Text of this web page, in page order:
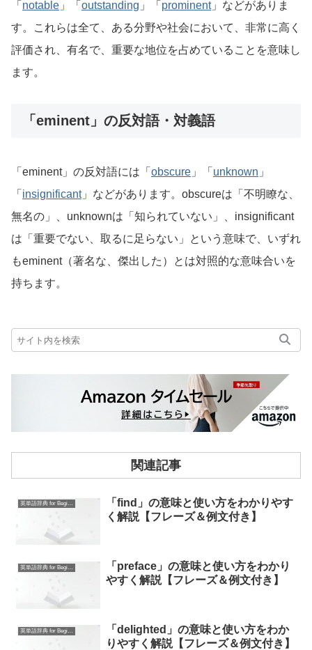
「 notable 」「 outstanding 」「 prominent」などがありま
す。これらは全て、ある分野や社会において、非常に高く
評価され、有名で、重要な地位を占めていることを意味し
ます。
「eminent」の反対語・対義語
「eminent」の反対語には「 obscure 」「 unknown 」
「 insignificant」などがあります。obscureは「不明瞭な、
無名の」、unknownは「知られていない」、insignificant
は「重要でない、取るに足らない」という意味で、いずれ
もeminent（著名な、傑出した）とは対照的な意味合いを
持ちます。
関連記事
英単語辞典 for Beginners
「find」の意味と使い方をわかりやす
く解説【フレーズ＆例文付き】
英単語辞典 for Beginners
「preface」の意味と使い方をわかり
やすく解説【フレーズ＆例文付き】
英単語辞典 for Beginners
「delighted」の意味と使い方をわか
りやすく解説【フレーズ＆例文付き】